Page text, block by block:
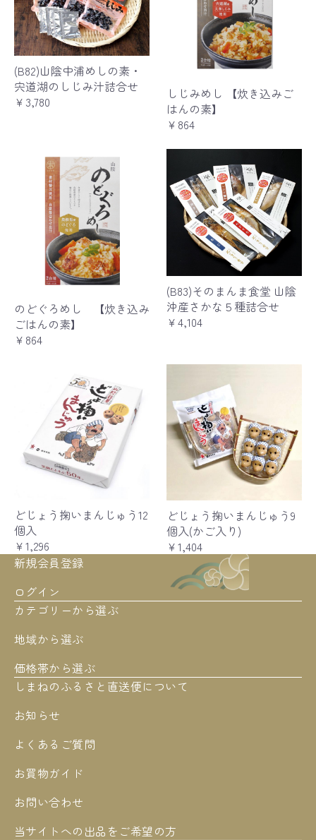
(B82)山陰中浦めしの素・
宍道湖のしじみ汁詰合せ
￥3,780
しじみめし 【炊き込みご
はんの素】
￥864
のどぐろめし 【炊き込み
ごはんの素】
￥864
(B83)そのまんま食堂 山陰
沖産さかな５種詰合せ
￥4,104
どじょう掬いまんじゅう12
個入
￥1,296
どじょう掬いまんじゅう9
個入(かご入り)
￥1,404
カテゴリーから選ぶ
地域から選ぶ
価格帯から選ぶ
新規会員登録
ログイン
しまねのふるさと直送便について
お知らせ
よくあるご質問
お買物ガイド
お問い合わせ
当サイトへの出品をご希望の方